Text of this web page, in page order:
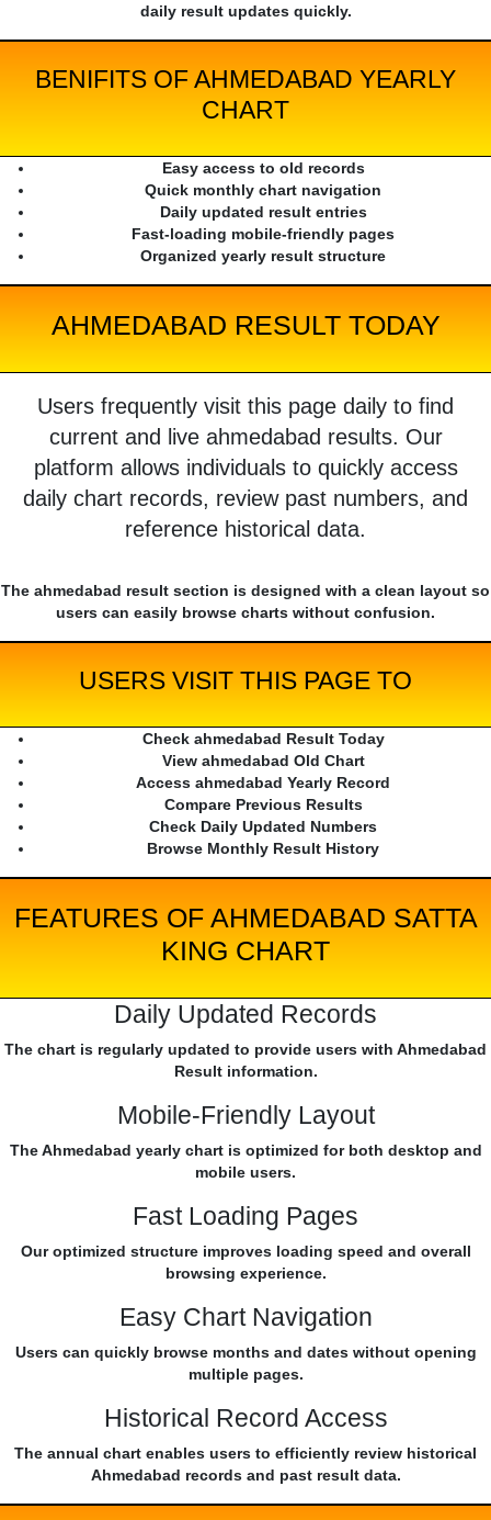
daily result updates quickly.
BENIFITS OF AHMEDABAD YEARLY
CHART
Easy access to old records
Quick monthly chart navigation
Daily updated result entries
Fast-loading mobile-friendly pages
Organized yearly result structure
AHMEDABAD RESULT TODAY
Users frequently visit this page daily to find
current and live ahmedabad results. Our
platform allows individuals to quickly access
daily chart records, review past numbers, and
reference historical data.
The ahmedabad result section is designed with a clean layout so
users can easily browse charts without confusion.
USERS VISIT THIS PAGE TO
Check ahmedabad Result Today
View ahmedabad Old Chart
Access ahmedabad Yearly Record
Compare Previous Results
Check Daily Updated Numbers
Browse Monthly Result History
FEATURES OF AHMEDABAD SATTA
KING CHART
Daily Updated Records
The chart is regularly updated to provide users with Ahmedabad
Result information.
Mobile-Friendly Layout
The Ahmedabad yearly chart is optimized for both desktop and
mobile users.
Fast Loading Pages
Our optimized structure improves loading speed and overall
browsing experience.
Easy Chart Navigation
Users can quickly browse months and dates without opening
multiple pages.
Historical Record Access
The annual chart enables users to efficiently review historical
Ahmedabad records and past result data.